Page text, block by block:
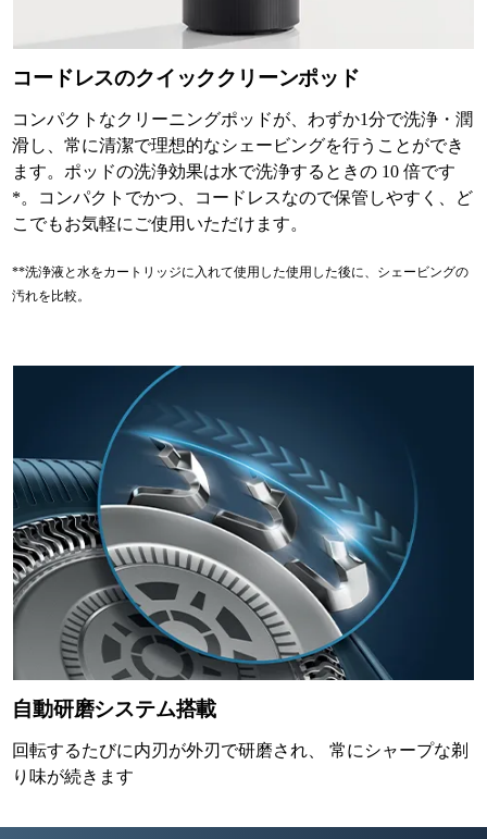
コードレスのクイッククリーンポッド
コンパクトなクリーニングポッドが、わずか1分で洗浄・潤
滑し、常に清潔で理想的なシェービングを行うことができ
ます。ポッドの洗浄効果は水で洗浄するときの 10 倍です
*。コンパクトでかつ、コードレスなので保管しやすく、ど
こでもお気軽にご使用いただけます。
**洗浄液と水をカートリッジに入れて使用した使用した後に、シェービングの
汚れを比較。
自動研磨システム搭載
回転するたびに内刃が外刃で研磨され、 常にシャープな剃
り味が続きます